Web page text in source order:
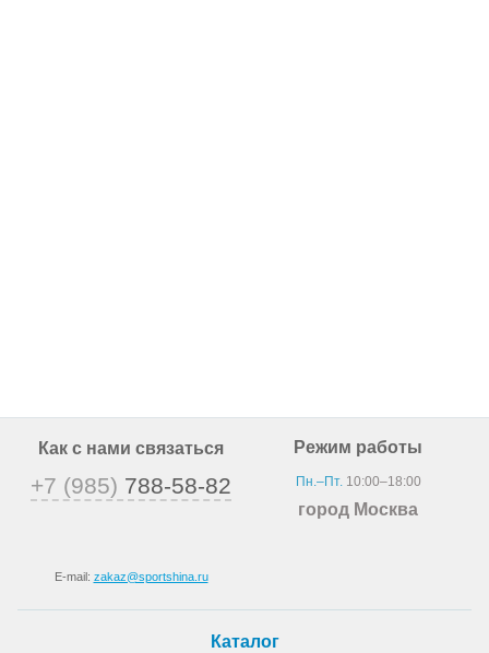
Как с нами связаться
+7 (985) 788-58-82
E-mail: zakaz@sportshina.ru
Режим работы
Пн.–Пт.10:00–18:00
город Москва
Каталог